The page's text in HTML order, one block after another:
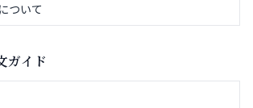
ついて
ガイド